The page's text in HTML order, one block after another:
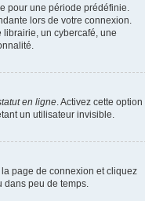
pour une période prédéfinie.
lors de votre connexion.
librairie, un cybercafé, une
en ligne. Activez cette option
un utilisateur invisible.
page de connexion et cliquez
dans peu de temps.